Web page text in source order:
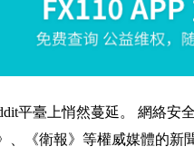
平臺上悄然蔓延。 網絡安
、《衛報》等權威媒體的